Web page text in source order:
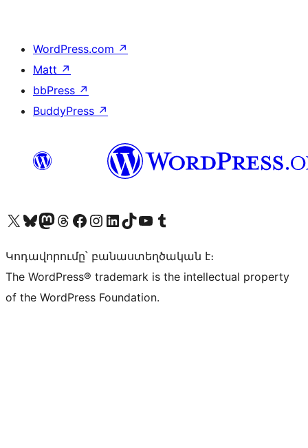
WordPress.com ↗
Matt ↗
bbPress ↗
BuddyPress ↗
Visit our X (formerly Twitter) account
Visit our Bluesky account
Visit our Mastodon account
Visit our Threads account
Visit our Facebook page
Visit our Instagram account
Visit our LinkedIn account
Visit our TikTok account
Visit our YouTube channel
Visit our Tumblr account
Կոդավորումը՝ բանաստեղծական է։
The WordPress® trademark is the intellectual property
of the WordPress Foundation.